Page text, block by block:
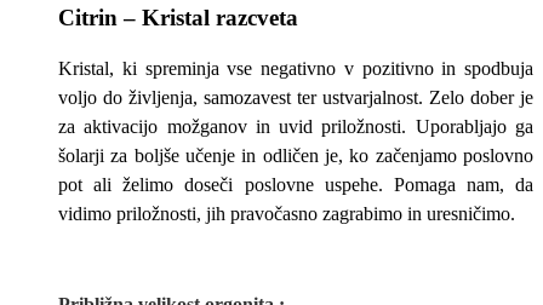
Citrin – Kristal razcveta
Kristal, ki spreminja vse negativno v pozitivno in spodbuja
voljo do življenja, samozavest ter ustvarjalnost. Zelo dober je
za aktivacijo možganov in uvid priložnosti. Uporabljajo ga
šolarji za boljše učenje in odličen je, ko začenjamo poslovno
pot ali želimo doseči poslovne uspehe. Pomaga nam, da
vidimo priložnosti, jih pravočasno zagrabimo in uresničimo.